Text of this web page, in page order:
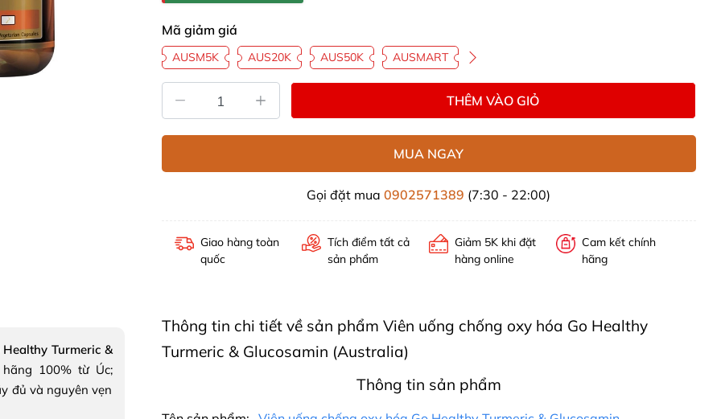
Turmeric &
100% từ Úc;
đủ và nguyên vẹn
Mã giảm giá
AUSM5K AUS20K AUS50K AUSMART
THÊM VÀO GIỎ
MUA NGAY
Gọi đặt mua0902571389 (7:30 - 22:00)
Giao hàng toàn
quốc
Tích điểm tất cả
sản phẩm
Giảm 5K khi đặt
hàng online
Cam kết chính
hãng
Thông tin chi tiết về sản phẩm Viên uống chống oxy hóa Go Healthy
Turmeric & Glucosamin (Australia)
Thông tin sản phẩm